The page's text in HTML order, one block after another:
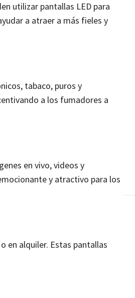
utilizar pantallas LED para
a atraer a más fieles y
tabaco, puros y
a los fumadores a
en vivo, videos y
y atractivo para los
en alquiler. Estas pantallas